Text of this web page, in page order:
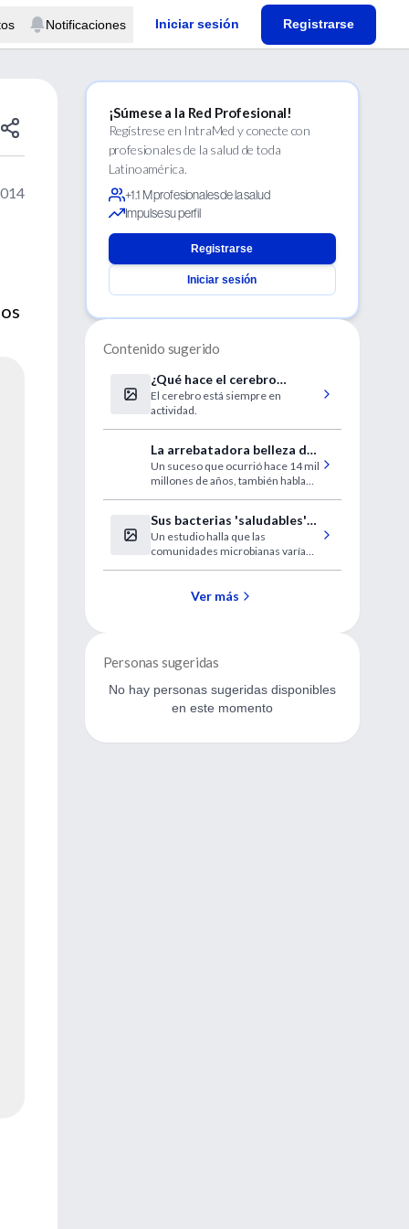
Notificaciones Iniciar sesión Registrarse
¡Súmese a la Red Profesional!
Regístrese en IntraMed y conecte con
profesionales de la salud de toda
Latinoamérica.
+1.1 M profesionales de la salud
Impulse su perfil
Registrarse
Iniciar sesión
Contenido sugerido
¿Qué hace el cerebro
cuando no piensa en nada?
El cerebro está siempre en
actividad.
La arrebatadora belleza de
la ciencia y la estupidez del
mundo
Un suceso que ocurrió hace 14 mil
millones de años, también habla
Sus bacterias 'saludables'
podrían ser tan individuales
como usted
Un estudio halla que las
comunidades microbianas varían
Ver más
Personas sugeridas
No hay personas sugeridas disponibles
en este momento